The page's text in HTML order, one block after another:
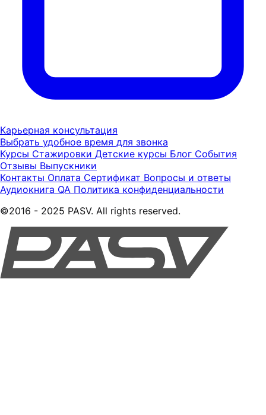
Карьерная консультация
Выбрать удобное время для звонка
Курсы Стажировки Детские курсы Блог События
Отзывы Выпускники
Контакты Оплата Сертификат Вопросы и ответы
Аудиокнига QA Политика конфиденциальности
©2016 - 2025 PASV. All rights reserved.